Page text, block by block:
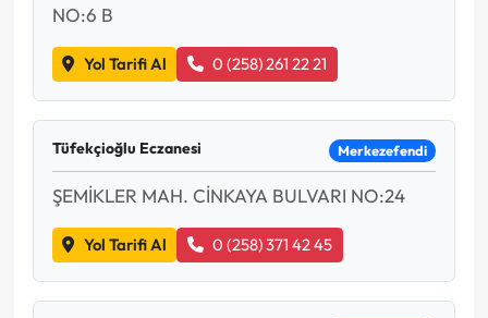
NO:6 B
Yol Tarifi Al 0 (258) 261 22 21
Tüfekçioğlu Eczanesi Merkezefendi
ŞEMİKLER MAH. CİNKAYA BULVARI NO:24
Yol Tarifi Al 0 (258) 371 42 45